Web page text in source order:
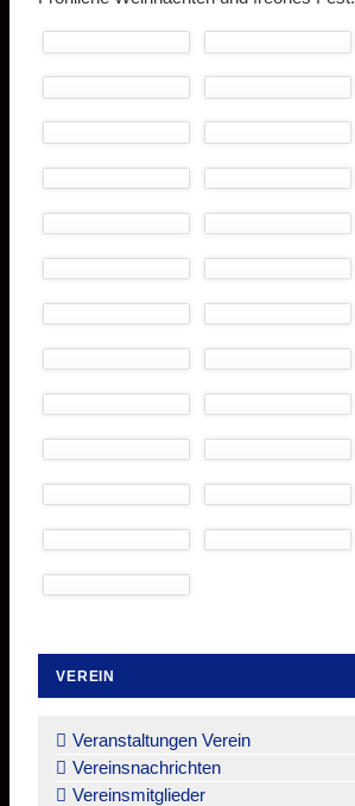
VEREIN
überspringen
Veranstaltungen Verein
Vereinsnachrichten
Vereinsmitglieder